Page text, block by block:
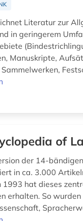
Literatur zur
in geringerem
Manuskripte,
of
der 14-
in ca. 3.000
1993 hat dieses
erhalten. So